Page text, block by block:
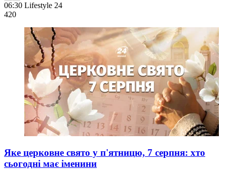
06:30 Lifestyle 24
420
Яке церковне свято у п'ятницю, 7 серпня: хто
сьогодні має іменини